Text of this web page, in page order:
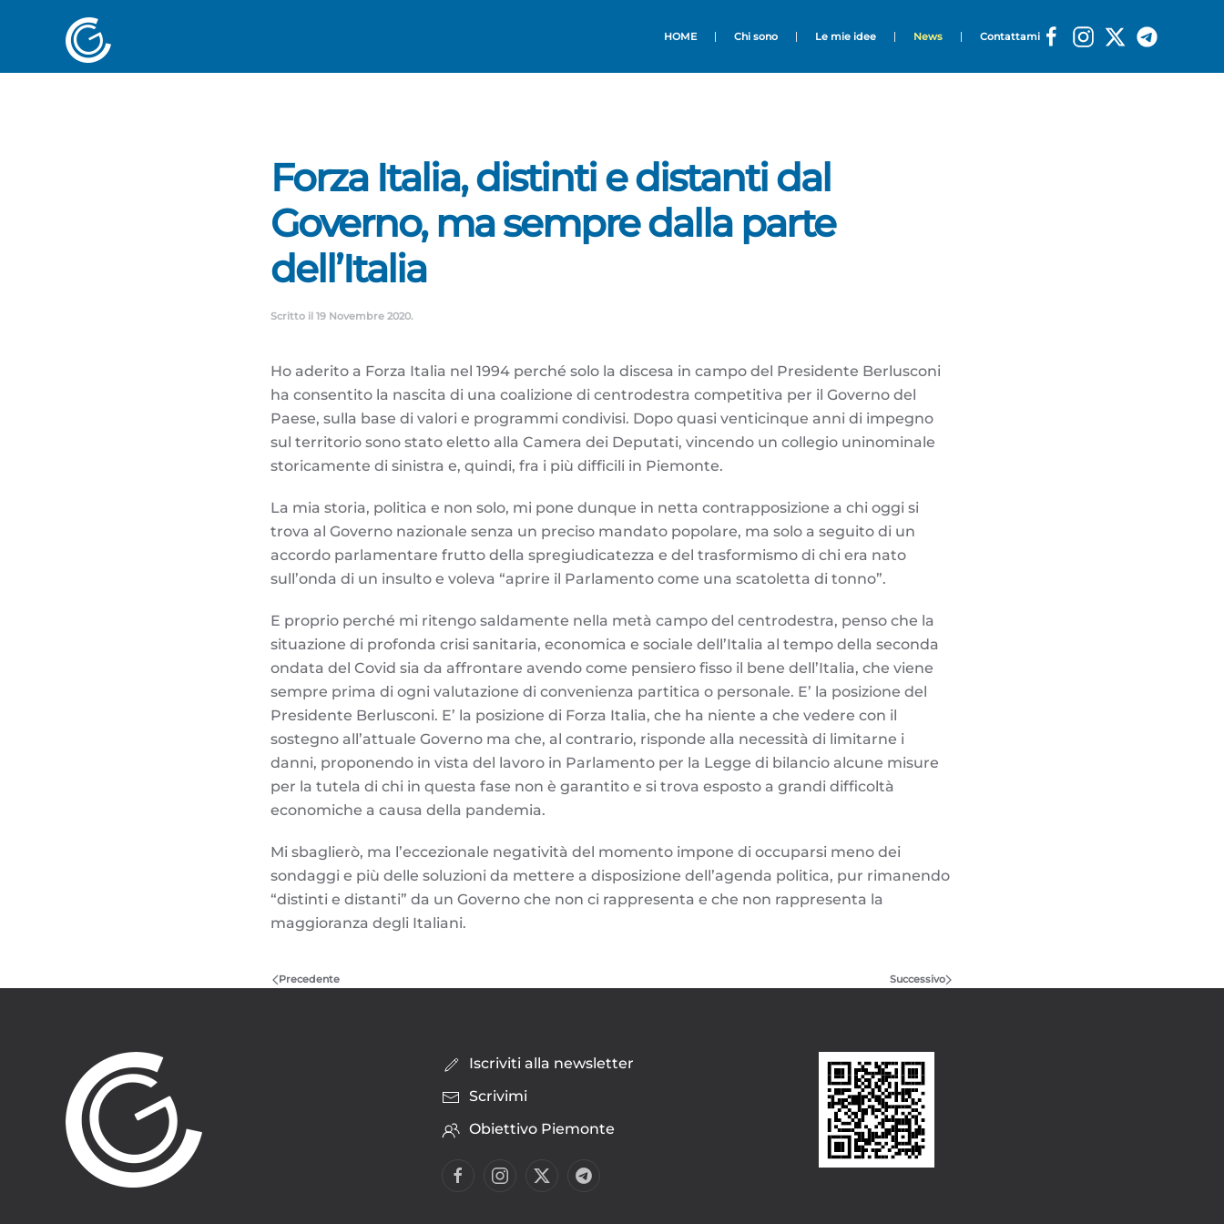
HOME Chi sono Le mie idee News Contattami
Forza Italia, distinti e distanti dal
Governo, ma sempre dalla parte
dell’Italia
Scritto il 19 Novembre 2020.
Ho aderito a Forza Italia nel 1994 perché solo la discesa in campo del Presidente Berlusconi
ha consentito la nascita di una coalizione di centrodestra competitiva per il Governo del
Paese, sulla base di valori e programmi condivisi. Dopo quasi venticinque anni di impegno
sul territorio sono stato eletto alla Camera dei Deputati, vincendo un collegio uninominale
storicamente di sinistra e, quindi, fra i più difficili in Piemonte.
La mia storia, politica e non solo, mi pone dunque in netta contrapposizione a chi oggi si
trova al Governo nazionale senza un preciso mandato popolare, ma solo a seguito di un
accordo parlamentare frutto della spregiudicatezza e del trasformismo di chi era nato
sull’onda di un insulto e voleva “aprire il Parlamento come una scatoletta di tonno”.
E proprio perché mi ritengo saldamente nella metà campo del centrodestra, penso che la
situazione di profonda crisi sanitaria, economica e sociale dell’Italia al tempo della seconda
ondata del Covid sia da affrontare avendo come pensiero fisso il bene dell’Italia, che viene
sempre prima di ogni valutazione di convenienza partitica o personale. E’ la posizione del
Presidente Berlusconi. E’ la posizione di Forza Italia, che ha niente a che vedere con il
sostegno all’attuale Governo ma che, al contrario, risponde alla necessità di limitarne i
danni, proponendo in vista del lavoro in Parlamento per la Legge di bilancio alcune misure
per la tutela di chi in questa fase non è garantito e si trova esposto a grandi difficoltà
economiche a causa della pandemia.
Mi sbaglierò, ma l’eccezionale negatività del momento impone di occuparsi meno dei
sondaggi e più delle soluzioni da mettere a disposizione dell’agenda politica, pur rimanendo
“distinti e distanti” da un Governo che non ci rappresenta e che non rappresenta la
maggioranza degli Italiani.
Precedente Successivo
Iscriviti alla newsletter
Scrivimi
Obiettivo Piemonte